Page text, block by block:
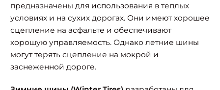
предназначены для использования в теплых
условиях и на сухих дорогах. Они имеют хорошее
сцепление на асфальте и обеспечивают
хорошую управляемость. Однако летние шины
могут терять сцепление на мокрой и
заснеженной дороге.